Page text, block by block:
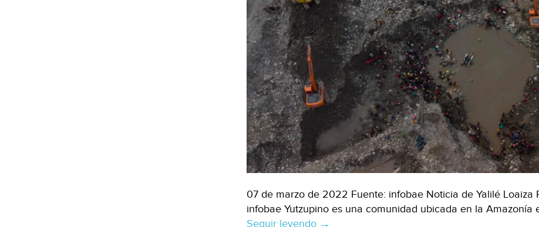
07 de marzo de 2022 Fuente: infobae Noticia de Yalilé
infobae Yutzupino es una comunidad ubicada en la
Seguir leyendo Ecuador
→